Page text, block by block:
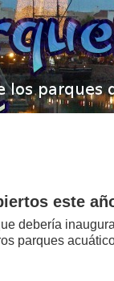
este
debería
parques